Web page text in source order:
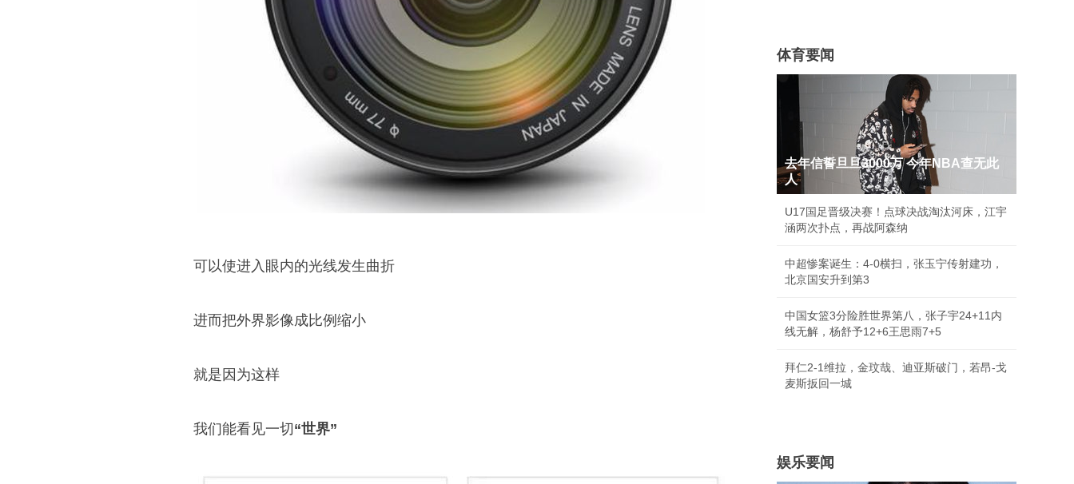
可以使进入眼内的光线发生曲折
进而把外界影像成比例缩小
就是因为这样
我们能看见一切“世界”
体育要闻
去年信誓旦旦3000万 今年NBA查无此
人
U17国足晋级决赛！点球决战淘汰河床，江宇
涵两次扑点，再战阿森纳
中超惨案诞生：4-0横扫，张玉宁传射建功，
北京国安升到第3
中国女篮3分险胜世界第八，张子宇24+11内
线无解，杨舒予12+6王思雨7+5
拜仁2-1维拉，金玟哉、迪亚斯破门，若昂-戈
麦斯扳回一城
娱乐要闻